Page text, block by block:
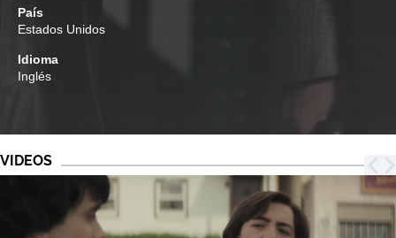
País
Estados Unidos
Idioma
Inglés
VIDEOS